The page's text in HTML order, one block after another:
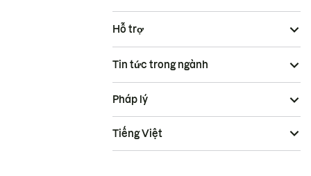
Hỗ trợ
Tin tức trong ngành
Pháp lý
Tiếng Việt